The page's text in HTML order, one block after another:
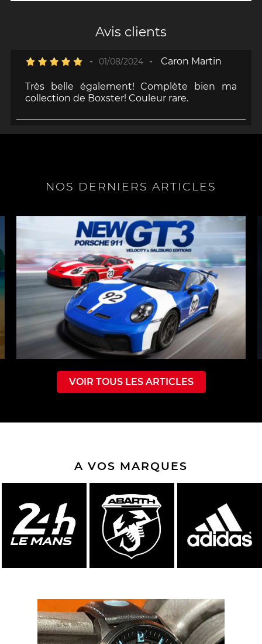
Avis clients
- 01/08/2024 - Caron Martin
Très belle également! Complète bien ma
collection de Boxster! Couleur rare.
NOS DERNIERS ARTICLES
VOIR TOUS LES ARTICLES
A VOS MARQUES